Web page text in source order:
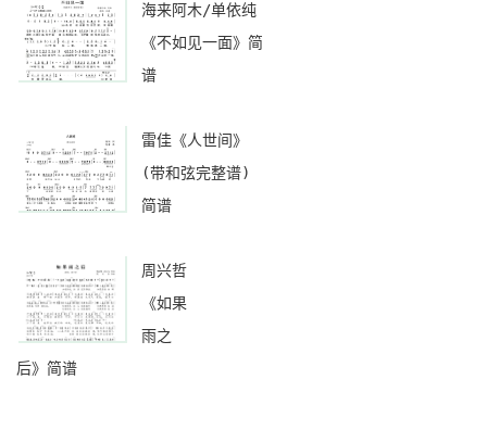
海来阿木/单依纯
《不如见一面》简
谱
雷佳《人世间》
(带和弦完整谱)
简谱
周兴哲
《如果
雨之
后》简谱